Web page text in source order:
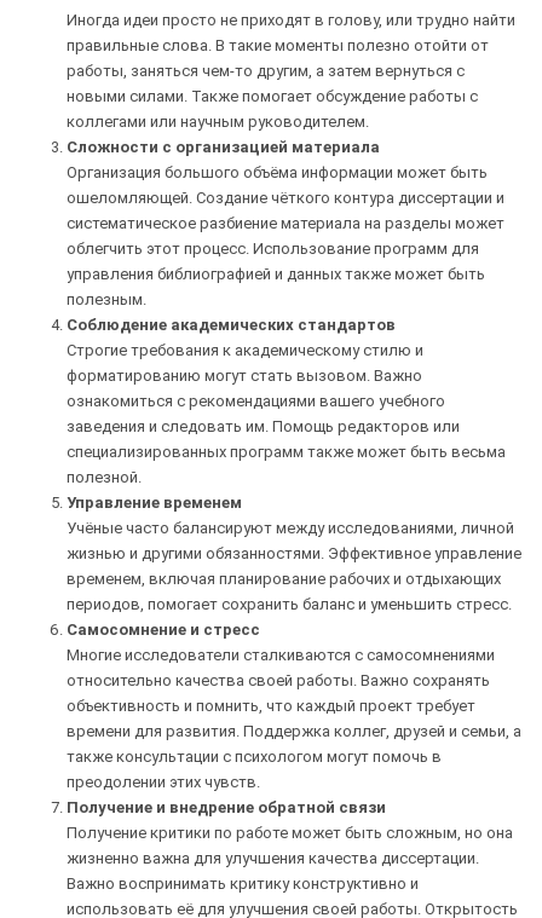
Иногда идеи просто не приходят в голову, или трудно найти
правильные слова. В такие моменты полезно отойти от
работы, заняться чем-то другим, а затем вернуться с
новыми силами. Также помогает обсуждение работы с
коллегами или научным руководителем.
Сложности с организацией материала
Организация большого объёма информации может быть
ошеломляющей. Создание чёткого контура диссертации и
систематическое разбиение материала на разделы может
облегчить этот процесс. Использование программ для
управления библиографией и данных также может быть
полезным.
Соблюдение академических стандартов
Строгие требования к академическому стилю и
форматированию могут стать вызовом. Важно
ознакомиться с рекомендациями вашего учебного
заведения и следовать им. Помощь редакторов или
специализированных программ также может быть весьма
полезной.
Управление временем
Учёные часто балансируют между исследованиями, личной
жизнью и другими обязанностями. Эффективное управление
временем, включая планирование рабочих и отдыхающих
периодов, помогает сохранить баланс и уменьшить стресс.
Самосомнение и стресс
Многие исследователи сталкиваются с самосомнениями
относительно качества своей работы. Важно сохранять
объективность и помнить, что каждый проект требует
времени для развития. Поддержка коллег, друзей и семьи, а
также консультации с психологом могут помочь в
преодолении этих чувств.
Получение и внедрение обратной связи
Получение критики по работе может быть сложным, но она
жизненно важна для улучшения качества диссертации.
Важно воспринимать критику конструктивно и
использовать её для улучшения своей работы. Открытость